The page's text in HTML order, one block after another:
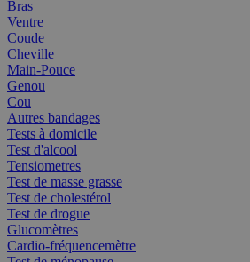
Bras
Ventre
Coude
Cheville
Main-Pouce
Genou
Cou
Autres bandages
Tests à domicile
Test d'alcool
Tensiometres
Test de masse grasse
Test de cholestérol
Test de drogue
Glucomètres
Cardio-fréquencemètre